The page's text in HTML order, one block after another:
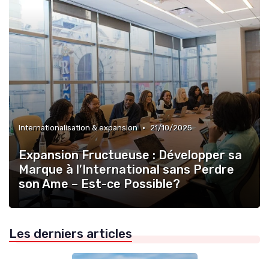
Internationalisation & expansion • 21/10/2025
Expansion Fructueuse : Développer sa
Marque à l'International sans Perdre
son Ame – Est-ce Possible?
Les derniers articles